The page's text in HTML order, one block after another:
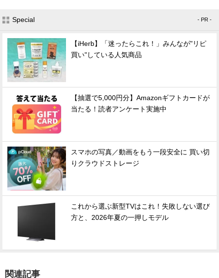
Special - PR -
【iHerb】「迷ったらこれ！」みんなが"リピ
買い"している人気商品
【抽選で5,000円分】Amazonギフトカードが
当たる！読者アンケート実施中
スマホの写真／動画をもう一段安全に 買い切
りクラウドストレージ
これから選ぶ新型TVはこれ！失敗しない選び
方と、2026年夏の一押しモデル
関連記事